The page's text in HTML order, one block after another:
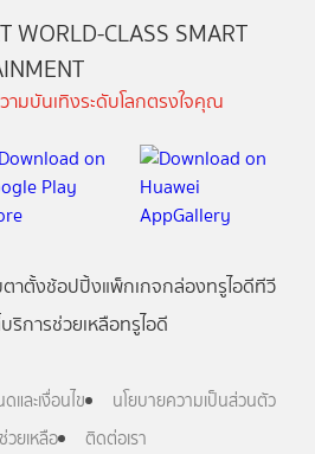
WORLD-CLASS SMART
มบันเทิงระดับโลกตรงใจคุณ
ตาตั้งช้อปปิ้งแพ็กเกจกล่องทรูไอดีทีวี
บริการช่วยเหลือทรูไอดี
และเงื่อนไข
นโยบายความเป็นส่วนตัว
วยเหลือ
ติดต่อเรา